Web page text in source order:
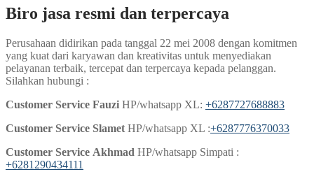
Biro jasa resmi dan terpercaya
Perusahaan didirikan pada tanggal 22 mei 2008 dengan komitmen
yang kuat dari karyawan dan kreativitas untuk menyediakan
pelayanan terbaik, tercepat dan terpercaya kepada pelanggan.
Silahkan hubungi :
Customer Service Fauzi HP/whatsapp XL: +6287727688883
Customer Service Slamet HP/whatsapp XL :+6287776370033
Customer Service Akhmad HP/whatsapp Simpati :
+6281290434111